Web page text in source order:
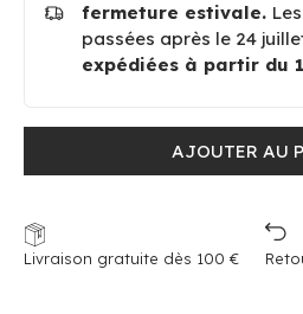
fermeture estivale.
passées après le 24
expédiées à partir du
AJOUTER AU
Livraison gratuite dès 100 €